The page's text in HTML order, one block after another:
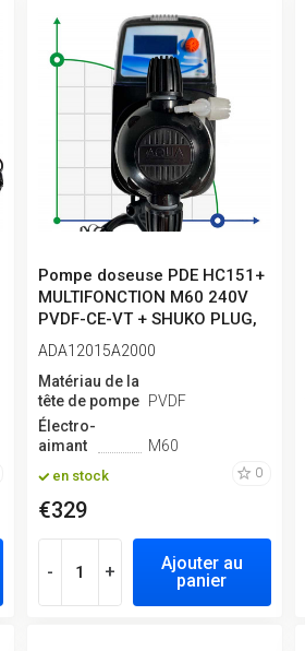
Pompe doseuse PDE HC151+
MULTIFONCTION M60 240V
PVDF-CE-VT + SHUKO PLUG,
1-10...
ADA12015A2000
Matériau de la
tête de pompe PVDF
Électro-
aimant
M60
en stock 0
€329
- +
Ajouter au
panier